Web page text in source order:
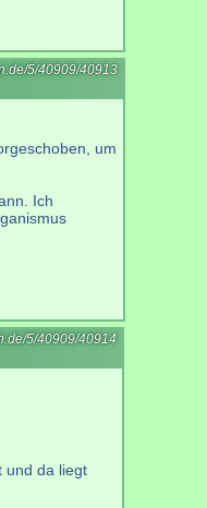
5/40909/40913
um
Ich
5/40909/40914
und da liegt